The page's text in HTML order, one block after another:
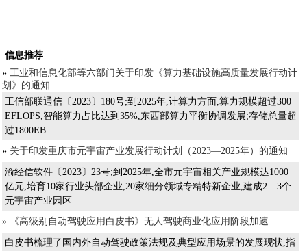
信息推荐
» 工业和信息化部等六部门关于印发《算力基础设施高质量发展行动计
划》的通知
工信部联通信〔2023〕180号;到2025年,计算力方面,算力规模超过300
EFLOPS,智能算力占比达到35%,东西部算力平衡协调发展;存储总量超
过1800EB
» 关于印发重庆市元宇宙产业发展行动计划（2023—2025年）的通知
渝经信软件〔2023〕23号;到2025年,全市元宇宙相关产业规模达1000
亿元,培育10家行业头部企业,20家细分领域专精特新企业,建成2—3个
元宇宙产业园区
»
《高级别自动驾驶应用白皮书》无人驾驶商业化应用阶段加速
白皮书梳理了国内外自动驾驶政策法规及典型应用场景的发展现状,指